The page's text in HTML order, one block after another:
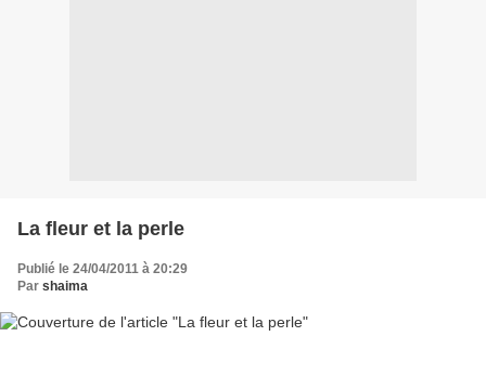
La fleur et la perle
Publié le 24/04/2011 à 20:29
Par shaima